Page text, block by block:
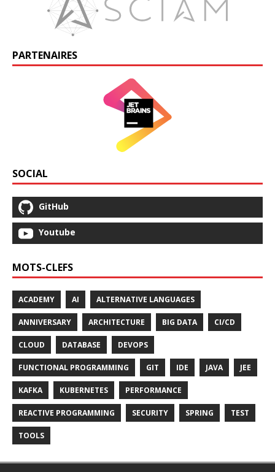
PARTENAIRES
SOCIAL
GitHub
Youtube
MOTS-CLEFS
ACADEMY AI ALTERNATIVE LANGUAGES
ANNIVERSARY ARCHITECTURE BIG DATA CI/CD
CLOUD DATABASE DEVOPS
FUNCTIONAL PROGRAMMING GIT IDE JAVA JEE
KAFKA KUBERNETES PERFORMANCE
REACTIVE PROGRAMMING SECURITY SPRING TEST
TOOLS